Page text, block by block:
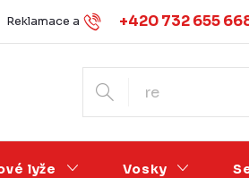
+420 732 655
Reklamace a vrácení Obchodní
lyže Vosky